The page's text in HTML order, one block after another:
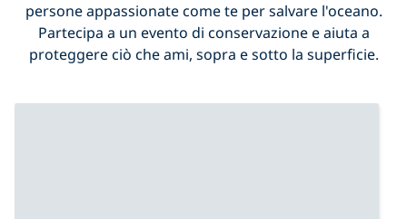
persone appassionate come te per salvare l'oceano.
Partecipa a un evento di conservazione e aiuta a
proteggere ciò che ami, sopra e sotto la superficie.